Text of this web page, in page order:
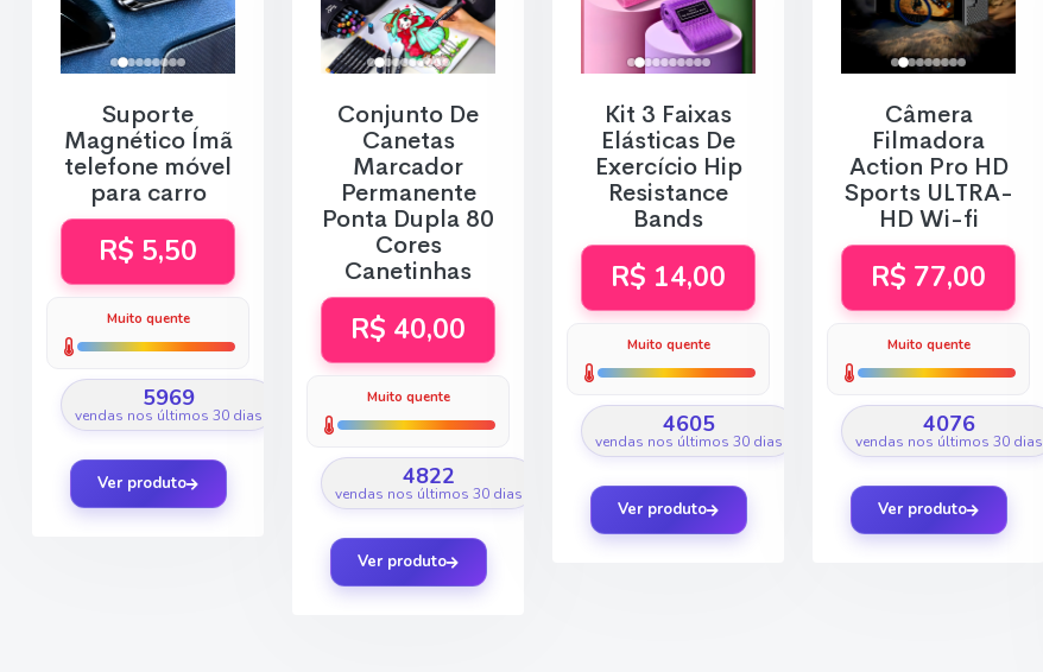
Suporte
Magnético Ímã
telefone móvel
para carro
R$ 5,50
Muito quente
5969
vendas nos últimos 30 dias
Ver produto
Conjunto De
Canetas
Marcador
Permanente
Ponta Dupla 80
Cores
Canetinhas
R$ 40,00
Muito quente
4822
vendas nos últimos 30 dias
Ver produto
Kit 3 Faixas
Elásticas De
Exercício Hip
Resistance
Bands
R$ 14,00
Muito quente
4605
vendas nos últimos 30 dias
Ver produto
Câmera
Filmadora
Action Pro HD
Sports ULTRA-
HD Wi-fi
R$ 77,00
Muito quente
4076
vendas nos últimos 30 dias
Ver produto